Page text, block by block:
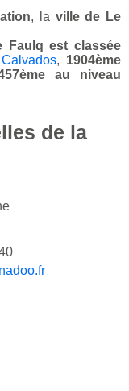
, la ville de Le
Faulq est classée
Calvados, 1904ème
au niveau
de la